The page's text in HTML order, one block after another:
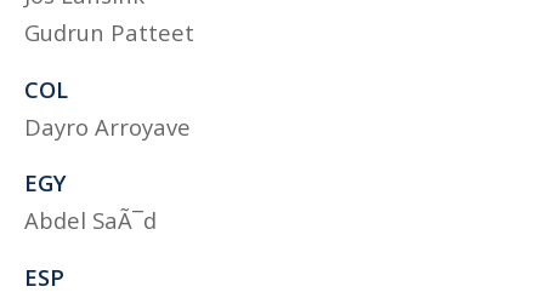
Gudrun Patteet
COL
Dayro Arroyave
EGY
Abdel SaÃ¯d
ESP